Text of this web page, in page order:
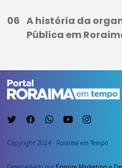
A história da
Pública em
Copyright 2024 - Roraima em Tempo